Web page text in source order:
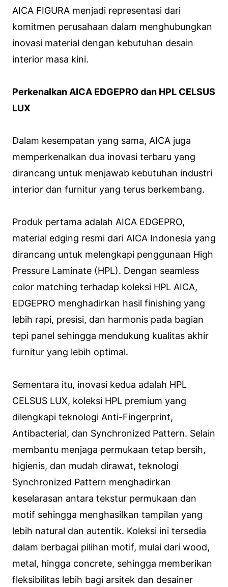
AICA FIGURA menjadi representasi dari
komitmen perusahaan dalam menghubungkan
inovasi material dengan kebutuhan desain
interior masa kini.
Perkenalkan AICA EDGEPRO dan HPL CELSUS
LUX
Dalam kesempatan yang sama, AICA juga
memperkenalkan dua inovasi terbaru yang
dirancang untuk menjawab kebutuhan industri
interior dan furnitur yang terus berkembang.
Produk pertama adalah AICA EDGEPRO,
material edging resmi dari AICA Indonesia yang
dirancang untuk melengkapi penggunaan High
Pressure Laminate (HPL). Dengan seamless
color matching terhadap koleksi HPL AICA,
EDGEPRO menghadirkan hasil finishing yang
lebih rapi, presisi, dan harmonis pada bagian
tepi panel sehingga mendukung kualitas akhir
furnitur yang lebih optimal.
Sementara itu, inovasi kedua adalah HPL
CELSUS LUX, koleksi HPL premium yang
dilengkapi teknologi Anti-Fingerprint,
Antibacterial, dan Synchronized Pattern. Selain
membantu menjaga permukaan tetap bersih,
higienis, dan mudah dirawat, teknologi
Synchronized Pattern menghadirkan
keselarasan antara tekstur permukaan dan
motif sehingga menghasilkan tampilan yang
lebih natural dan autentik. Koleksi ini tersedia
dalam berbagai pilihan motif, mulai dari wood,
metal, hingga concrete, sehingga memberikan
fleksibilitas lebih bagi arsitek dan desainer